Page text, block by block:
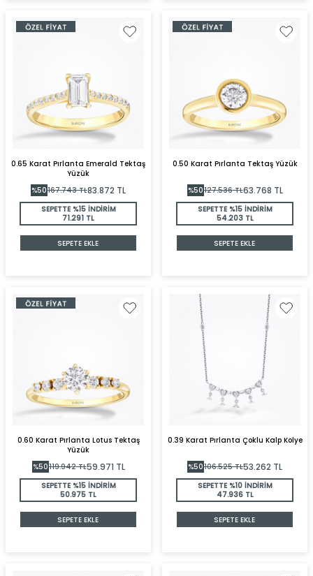
0.65 Karat Pırlanta Emerald Tektaş
Yüzük
%50167.743TL83.872 TL
SEPETTE %15 İNDİRİM
71.291 TL
SEPETE EKLE
0.50 Karat Pırlanta Tektaş Yüzük
%50127.536TL63.768 TL
SEPETTE %15 İNDİRİM
54.203 TL
SEPETE EKLE
0.60 Karat Pırlanta Lotus Tektaş
Yüzük
%50119.942TL59.971 TL
SEPETTE %15 İNDİRİM
50.975 TL
SEPETE EKLE
0.39 Karat Pırlanta Çoklu Kalp Kolye
%50106.525TL53.262 TL
SEPETTE %10 İNDİRİM
47.936 TL
SEPETE EKLE